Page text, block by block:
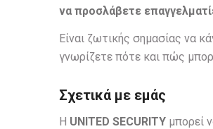
να προσλάβετε
Είναι ζωτικής σημασίας να
γνωρίζετε πότε και πώς
Σχετικά με εμάς
Η UNITED SECURITYμπορεί